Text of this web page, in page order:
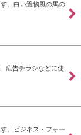
。白い置物風の馬の
広告チラシなどに使
。ビジネス・フォー